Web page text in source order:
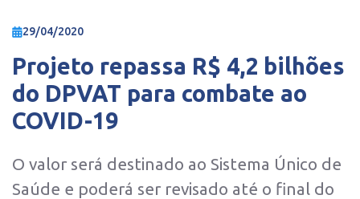
29/04/2020
Projeto repassa R$ 4,2 bilhões
do DPVAT para combate ao
COVID-19
O valor será destinado ao Sistema Único de
Saúde e poderá ser revisado até o final do